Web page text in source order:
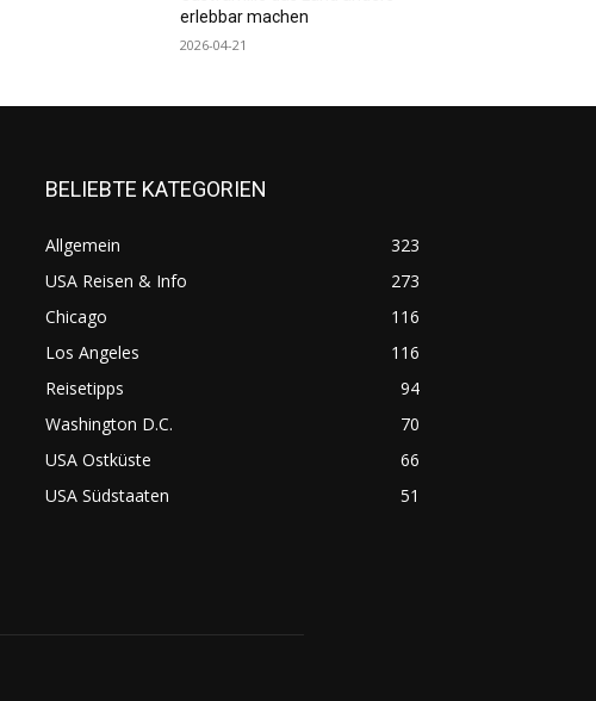
erlebbar machen
2026-04-21
BELIEBTE KATEGORIEN
Allgemein
323
USA Reisen & Info
273
Chicago
116
Los Angeles
116
Reisetipps
94
Washington D.C.
70
USA Ostküste
66
USA Südstaaten
51